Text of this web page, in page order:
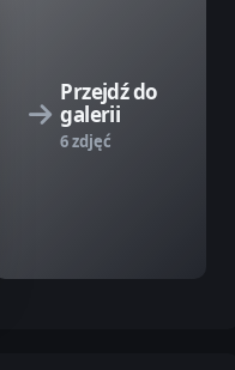
Przejdź do
galerii
6 zdjęć